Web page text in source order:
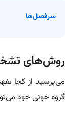
سرفصل‌ها
روش‌های
می‌پرسید از کجا
گروه خونی خود